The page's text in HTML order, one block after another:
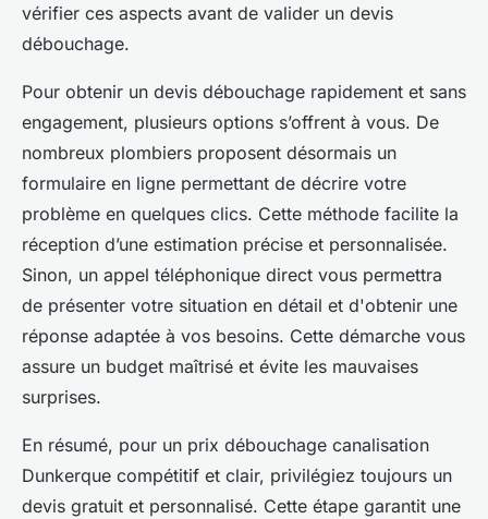
vérifier ces aspects avant de valider un devis
débouchage.
Pour obtenir un devis débouchage rapidement et sans
engagement, plusieurs options s’offrent à vous. De
nombreux plombiers proposent désormais un
formulaire en ligne permettant de décrire votre
problème en quelques clics. Cette méthode facilite la
réception d’une estimation précise et personnalisée.
Sinon, un appel téléphonique direct vous permettra
de présenter votre situation en détail et d'obtenir une
réponse adaptée à vos besoins. Cette démarche vous
assure un budget maîtrisé et évite les mauvaises
surprises.
En résumé, pour un prix débouchage canalisation
Dunkerque compétitif et clair, privilégiez toujours un
devis gratuit et personnalisé. Cette étape garantit une